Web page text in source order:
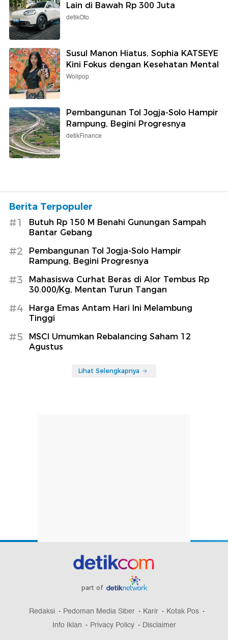
Lain di Bawah Rp 300 Juta
detikOto
Susul Manon Hiatus, Sophia KATSEYE
Kini Fokus dengan Kesehatan Mental
Wolipop
Pembangunan Tol Jogja-Solo Hampir
Rampung, Begini Progresnya
detikFinance
Berita Terpopuler
#1
Butuh Rp 150 M Benahi Gunungan Sampah
Bantar Gebang
#2
Pembangunan Tol Jogja-Solo Hampir
Rampung, Begini Progresnya
#3
Mahasiswa Curhat Beras di Alor Tembus Rp
30.000/Kg, Mentan Turun Tangan
#4
Harga Emas Antam Hari Ini Melambung
Tinggi
#5
MSCI Umumkan Rebalancing Saham 12
Agustus
Lihat Selengkapnya
part of
Redaksi Pedoman Media Siber Karir
Kotak Pos
Info Iklan
Privacy Policy Disclaimer